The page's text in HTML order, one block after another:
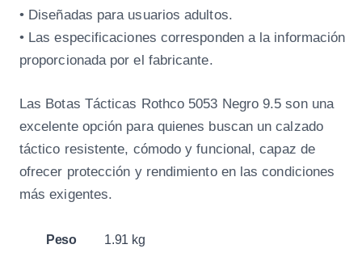
• Diseñadas para usuarios adultos.
• Las especificaciones corresponden a la información
proporcionada por el fabricante.
Las Botas Tácticas Rothco 5053 Negro 9.5 son una
excelente opción para quienes buscan un calzado
táctico resistente, cómodo y funcional, capaz de
ofrecer protección y rendimiento en las condiciones
más exigentes.
Peso
1.91 kg